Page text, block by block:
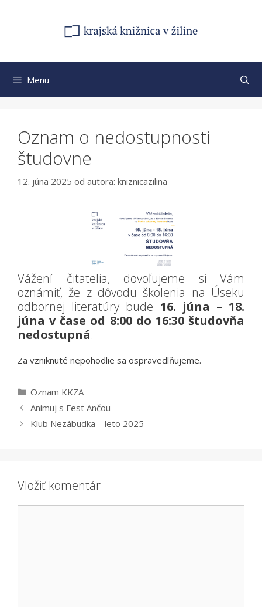
Menu
Oznam o nedostupnosti
študovne
12. júna 2025 od autora: kniznicazilina
Vážení čitatelia, dovoľujeme si Vám
oznámiť, že z dôvodu školenia na Úseku
odbornej literatúry bude 16. júna – 18.
júna v čase od 8:00 do 16:30 študovňa
nedostupná.
Za vzniknuté nepohodlie sa ospravedlňujeme.
Kategórie
Oznam KKZA
Animuj s Fest Ančou
Klub Nezábudka – leto 2025
Vložiť komentár